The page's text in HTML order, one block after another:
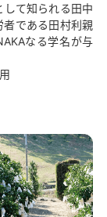
て知られる田中
である田村利親
なる学名が与